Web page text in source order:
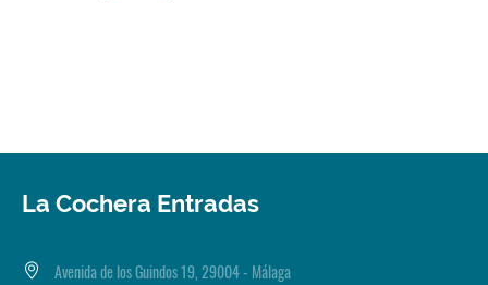
La Cochera Entradas
Avenida de los Guindos 19, 29004 - Málaga